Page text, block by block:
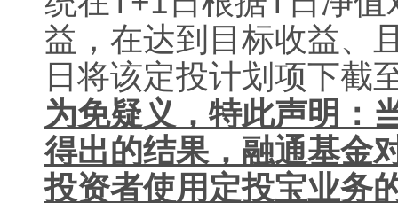
益，在达到目标收益、
日将该定投计划项下截
为免疑义，特此声明：
得出的结果，融通基金
投资者使用定投宝业务